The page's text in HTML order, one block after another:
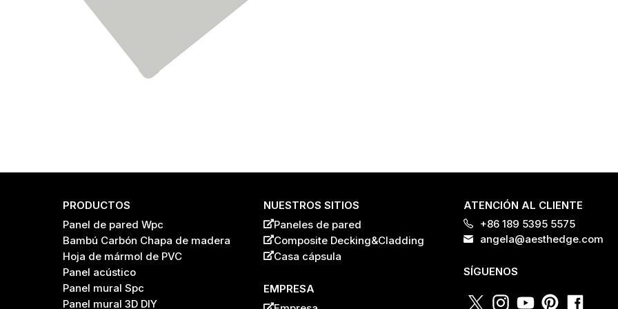
Name*
PRODUCTOS
Panel de pared Wpc
Bambú Carbón Chapa de madera
Hoja de mármol de PVC
Panel acústico
Panel mural Spc
Panel mural 3D DIY
NUESTROS SITIOS
Paneles de pared
Composite Decking&Cladding
Casa cápsula
EMPRESA
ATENCIÓN AL CLIENTE
+86 189 5395 5575
angela@aesthedge.com
SÍGUENOS